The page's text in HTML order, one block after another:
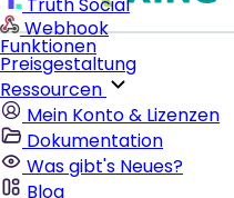
Webhook
Funktionen
Preisgestaltung
Ressourcen
Mein Konto & Lizenzen
Dokumentation
Was gibt's Neues?
Blog